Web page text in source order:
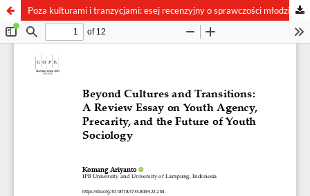
Poza kulturami i tranzycjami: esej recenzyjny o sprawczości młodzieży, prekaryjności oraz przyszłości socjologii młodzieży